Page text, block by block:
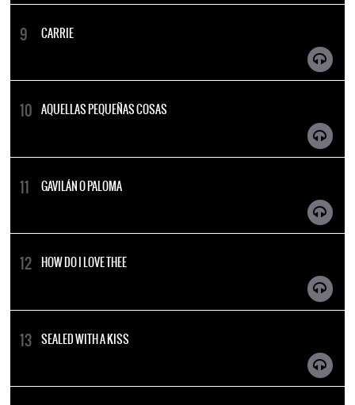
CARRIE
AQUELLAS PEQUEÑAS COSAS
GAVILÁN O PALOMA
HOW DO I LOVE THEE
SEALED WITH A KISS